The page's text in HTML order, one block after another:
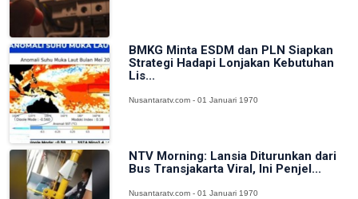
BMKG Minta ESDM dan PLN Siapkan
Strategi Hadapi Lonjakan Kebutuhan
Lis...
Nusantaratv.com - 01 Januari 1970
NTV Morning: Lansia Diturunkan dari
Bus Transjakarta Viral, Ini Penjel...
Nusantaratv.com - 01 Januari 1970